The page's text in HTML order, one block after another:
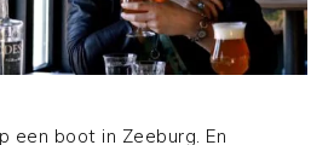
een boot in Zeeburg. En